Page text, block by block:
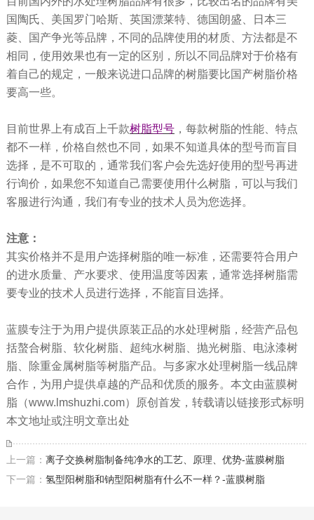
国陶氏、美国罗门哈斯、英国漂莱特、德国朗盛、日本三
菱、国产争光等品牌，不同的品牌使用的材质、方法都是不
相同，使用效果也有一定的区别，所以不同品牌对于价格有
着自己的规定，一般来说进口品牌的树脂要比国产树脂价格
要高一些。
目前世界上有成百上千款树脂型号，每款树脂的性能、特点
都不一样，价格自然也不同，如果不知道具体的型号而盲目
选择，是不可取的，通常我们客户会先选好使用的型号再进
行询价，如果您不知道自己需要使用什么树脂，可以与我们
客服进行沟通，我们有专业的技术人员为您选择。
注意：
其实价格并不是用户选择树脂的唯一标准，还需要符合用户
的进水质量、产水要求、使用温度等因素，通常选择树脂需
要专业的技术人员进行选择，不能盲目选择。
蓝膜专注于为用户提供原装正品的水处理树脂，经营产品包
括螯合树脂、软化树脂、超纯水树脂、抛光树脂、电泳漆树
脂、除重金属树脂等树脂产品。与多家水处理树脂一线品牌
合作，为用户提供卓越的产品和优质的服务。本文由蓝膜树
脂（www.lmshuzhi.com）原创首发，转载请以链接形式标明
本文地址或注明文章出处
上一篇： 离子交换树脂制备纯净水的工艺、原理、优势-蓝膜树脂
下一篇： 氢型阳树脂和钠型阳树脂有什么不一样？-蓝膜树脂